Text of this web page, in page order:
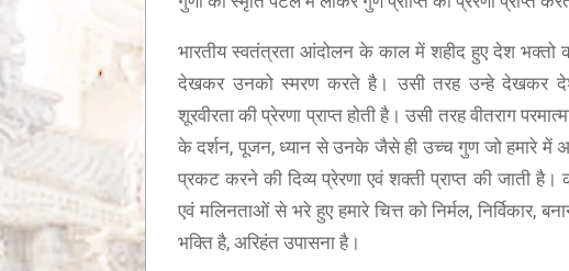
भारतीय स्वतंत्रता आंदोलन के काल में शहीद हुए देश भक्तो
देखकर उनको स्मरण करते है। उसी तरह उन्हे देखकर
शूरवीरता की प्रेरणा प्राप्त होती है। उसी तरह वीतराग
के दर्शन, पूजन, ध्यान से उनके जैसे ही उच्च गुण जो हमारे में
प्रकट करने की दिव्य प्रेरणा एवं शक्ती प्राप्त की जाती है।
एवं मलिनताओं से भरे हुए हमारे चित्त को निर्मल, निर्विकार,
भक्ति है, अरिहंत उपासना है।
मिशन के तहत 96,000 से अधिक लोगों को योग